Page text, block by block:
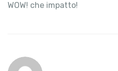
WOW! che impatto!